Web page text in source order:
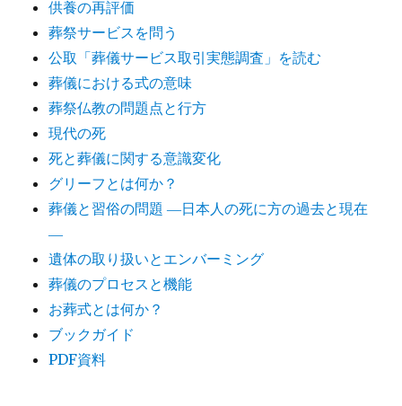
供養の再評価
葬祭サービスを問う
公取「葬儀サービス取引実態調査」を読む
葬儀における式の意味
葬祭仏教の問題点と行方
現代の死
死と葬儀に関する意識変化
グリーフとは何か？
葬儀と習俗の問題 ―日本人の死に方の過去と現在
―
遺体の取り扱いとエンバーミング
葬儀のプロセスと機能
お葬式とは何か？
ブックガイド
PDF資料